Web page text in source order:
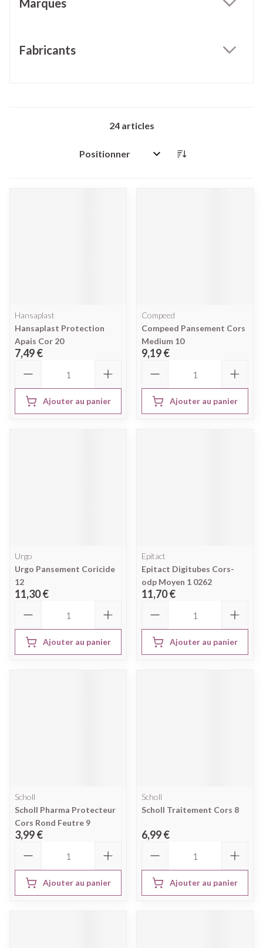
Marques
Fabricants
24articles
Trier par:
Hansaplast
Hansaplast Protection
Apais Cor 20
7,49 €
Ajouter au panier
Compeed
Compeed Pansement Cors
Medium 10
9,19 €
Ajouter au panier
Urgo
Urgo Pansement Coricide
12
11,30 €
Ajouter au panier
Epitact
Epitact Digitubes Cors-
odp Moyen 1 0262
11,70 €
Ajouter au panier
Scholl
Scholl Pharma Protecteur
Cors Rond Feutre 9
3,99 €
Ajouter au panier
Scholl
Scholl Traitement Cors 8
6,99 €
Ajouter au panier